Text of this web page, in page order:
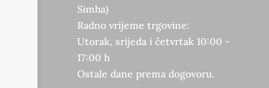
Simha)
Radno vrijeme trgovine:
Utorak, srijeda i četvrtak 10:00 -
17:00 h
Ostale dane prema dogovoru.